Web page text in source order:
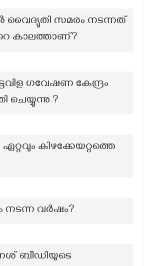
വൈദ്യുതി സമരം നടന്നത്
കാലത്താണ്?
ഗവേഷണ കേന്ദ്രം
ചെയ്യുന്നു ?
കിഴക്കേയറ്റത്തെ
നടന്ന വർഷം?
ബീഡിയുടെ